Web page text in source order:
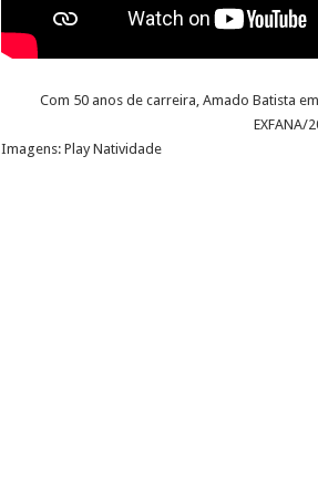
Com 50 anos de carreira, Amado Batista
EXFANA/
Imagens: Play Natividade